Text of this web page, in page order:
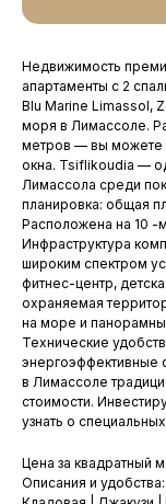
Недвижимость
апартаменты с 2
Blu Marine Limassol,
моря в Лимассоле.
метров — вы можете
окна. Tsiflikoudia —
Лимассола среди
планировка: общая
Расположена на 10 -
Инфраструктура
широким спектром
фитнес-центр,
охраняемая
на море и
Технические
энергоэффективные
в Лимассоле
стоимости.
узнать о
Цена за квадратный
Описания и